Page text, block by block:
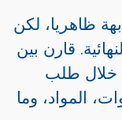
ظاهريا، لكن
قارن بين
خلال طلب
المواد، وما